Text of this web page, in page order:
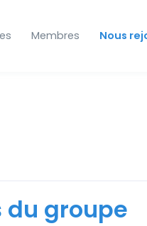
Membres Nous
groupe